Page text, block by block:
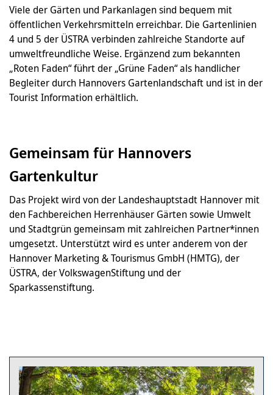
Viele der Gärten und Parkanlagen sind bequem mit
öffentlichen Verkehrsmitteln erreichbar. Die Gartenlinien
4 und 5 der ÜSTRA verbinden zahlreiche Standorte auf
umweltfreundliche Weise. Ergänzend zum bekannten
„Roten Faden“ führt der „Grüne Faden“ als handlicher
Begleiter durch Hannovers Gartenlandschaft und ist in der
Tourist Information erhältlich.
Gemeinsam für Hannovers
Gartenkultur
Das Projekt wird von der Landeshauptstadt Hannover mit
den Fachbereichen Herrenhäuser Gärten sowie Umwelt
und Stadtgrün gemeinsam mit zahlreichen Partner*innen
umgesetzt. Unterstützt wird es unter anderem von der
Hannover Marketing & Tourismus GmbH (HMTG), der
ÜSTRA, der VolkswagenStiftung und der
Sparkassenstiftung.